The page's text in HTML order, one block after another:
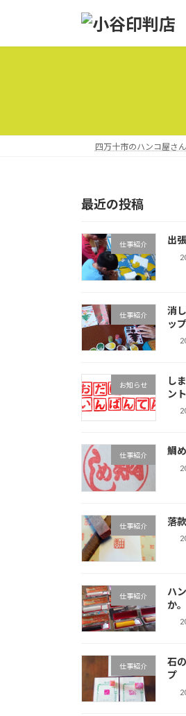
四万十市のハンコ屋さん
最近の投稿
仕事紹介 出
仕事紹介
消
ップ
お知らせ
し
ン
仕事紹介 鯛
仕事紹介 落
仕事紹介
ハ
か。
仕事紹介
石
プ